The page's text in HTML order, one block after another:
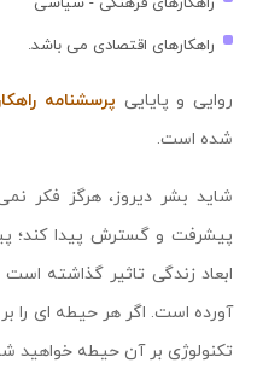
راهکارهای اقتصادی می باشد.
روایی و پایایی پرسشنامه
شده است.
شاید بشر دیروز، هرگز فکر
پیشرفت و گسترش پیدا کند؛
ابعاد زندگی تاثیر گذاشته
آورده است. اگر هر حیطه ای را
تکنولوژی بر آن حیطه خواهید